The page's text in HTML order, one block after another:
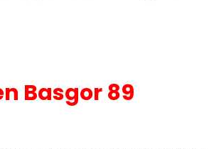
Basgor 89